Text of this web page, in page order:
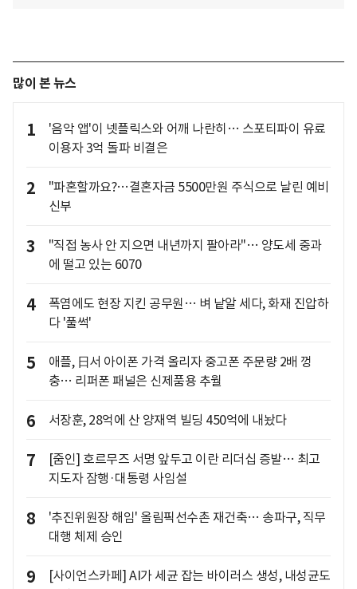
많이 본 뉴스
1
'음악 앱'이 넷플릭스와 어깨 나란히… 스포티파이 유료
이용자 3억 돌파 비결은
2
"파혼할까요?…결혼자금 5500만원 주식으로 날린 예비
신부
3
"직접 농사 안 지으면 내년까지 팔아라"… 양도세 중과
에 떨고 있는 6070
4
폭염에도 현장 지킨 공무원… 벼 낱알 세다, 화재 진압하
다 '풀썩'
5
애플, 日서 아이폰 가격 올리자 중고폰 주문량 2배 껑
충… 리퍼폰 패널은 신제품용 추월
6 서장훈, 28억에 산 양재역 빌딩 450억에 내놨다
7
[줌인] 호르무즈 서명 앞두고 이란 리더십 증발… 최고
지도자 잠행·대통령 사임설
8
'추진위원장 해임' 올림픽선수촌 재건축… 송파구, 직무
대행 체제 승인
9
[사이언스카페] AI가 세균 잡는 바이러스 생성, 내성균도